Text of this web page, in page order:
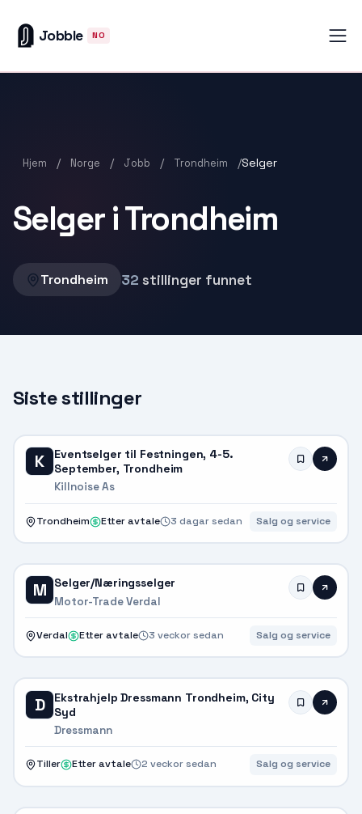
Jobble NO
Hjem / Norge / Jobb / Trondheim /Selger
Selger i Trondheim
Trondheim 32 stillinger funnet
Siste stillinger
K
Eventselger til Festningen, 4-5.
September, Trondheim
Killnoise As
Trondheim Etter avtale 3 dagar sedan Salg og service
M Selger/Næringsselger
Motor-Trade Verdal
Verdal Etter avtale 3 veckor sedan Salg og service
D
Ekstrahjelp Dressmann Trondheim, City
Syd
Dressmann
Tiller Etter avtale 2 veckor sedan Salg og service